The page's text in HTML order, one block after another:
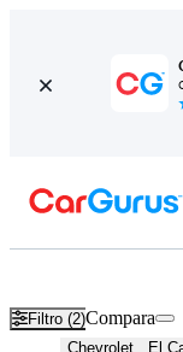
Filtro (2)Compara
Chevrolet El